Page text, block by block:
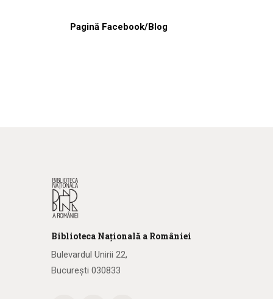
Pagină Facebook/Blog
Biblioteca Națională a României
Bulevardul Unirii 22,
București 030833